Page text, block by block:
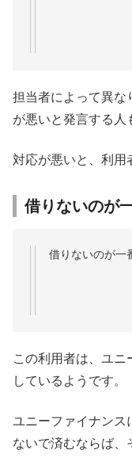
担当者によって異な
が悪いと発言する人
対応が悪いと、利用
借りないのが
借りないのが一
この利用者は、ユ
しているようです。
ユニーファイナンス
ないで済むならば、